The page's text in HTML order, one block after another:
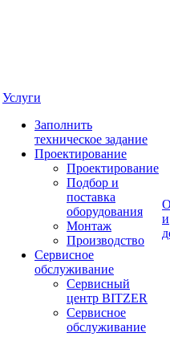
Услуги
Заполнить
техническое задание
Проектирование
Проектирование
Подбор и
поставка
оборудования
Монтаж
Производство
Сервисное
обслуживание
Сервисный
центр BITZER
Сервисное
обслуживание
и